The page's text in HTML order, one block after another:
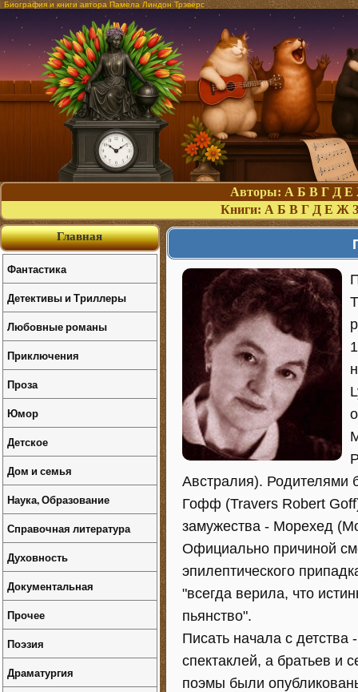
Биография и книги автора Памела Линдон Трэверс
Авторы: А Б В Г Д Е
Книги: А Б В Г Д Е Ж З
Австралия). Родителями
Гофф (Travers Robert
замужества - Морехед
Официально причиной
эпилептического
"всегда верила, что
пьянство".
Писать начала с
спектаклей, а братьев и
поэмы были
Главная
Фантастика
Детективы и Триллеры
Любовные романы
Приключения
Проза
Юмор
Детское
Дом и семья
Наука, Образование
Справочная литература
Духовность
Документальная
Прочее
Поэзия
Драматургия